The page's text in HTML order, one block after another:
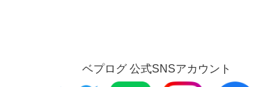
ベプログ 公式SNSアカウント